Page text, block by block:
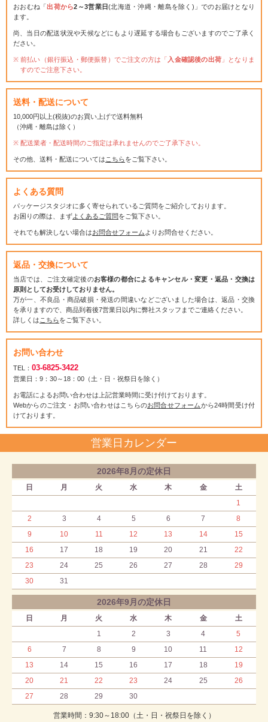
おおむね「出荷から2～3営業日(北海道・沖縄・離島を除く)」でのお届けとなり
ます。
尚、当日の配送状況や天候などにもより遅延する場合もございますのでご了承く
ださい。
前払い（銀行振込・郵便振替）でご注文の方は「 入金確認後の出荷 」となりま
すのでご注意下さい。
送料・配送について
10,000円以上(税抜)のお買い上げで送料無料
（沖縄・離島は除く）
配送業者・配送時間のご指定は承れませんのでご了承下さい。
その他、送料・配送については こちらをご覧下さい。
よくある質問
パッケージスタジオに多く寄せられているご質問をご紹介しております。
お困りの際は、まずよくあるご質問をご覧下さい。
それでも解決しない場合はお問合せフォーム よりお問合せください。
返品・交換について
当店では、ご注文確定後のお客様の都合によるキャンセル・変更・返品・交換は
原則としてお受けしておりません。
万が一、不良品・商品破損・発送の間違いなどございました場合は、返品・交換
を承りますので、商品到着後7営業日以内に弊社スタッフまでご連絡ください。
詳しくは こちらをご覧下さい。
お問い合わせ
TEL： 03-6825-3422
営業日：9：30～18：00（土・日・祝祭日を除く）
お電話によるお問い合わせは上記営業時間に受け付けております。
Webからのご注文・お問い合わせはこちらのお問合せフォームから24時間受け付
けております。
営業日カレンダー
2026年8月の定休日
日 月 火 水 木 金
土
1
2
3 4 5 6 7
8
9
10 11 12 13 14
15
16
17 18 19 20 21
22
23
24 25 26 27 28
29
30
31
2026年9月の定休日
日 月 火 水 木 金
土
1
2 3 4
5
6
7 8 9 10 11
12
13
14 15 16 17 18
19
20
21 22 23 24 25
26
27
28 29 30
営業時間：9:30～18:00（土・日・祝祭日を除く）